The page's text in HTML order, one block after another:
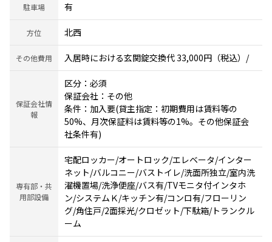
駐車場 有
方位 北西
その他費用 入居時における玄関錠交換代 33,000円（税込）/
保証会社情
報
区分：必須
保証会社：その他
条件：加入要(貸主指定：初期費用は賃料等の
50%、月次保証料は賃料等の1%。その他保証会
社条件有)
専有部・共
用部設備
宅配ロッカー/オートロック/エレベータ/インター
ネット/バルコニー/バストイレ/洗面所独立/室内洗
濯機置場/洗浄便座/バス有/TVモニタ付インタホ
ン/システムＫ/キッチン有/コンロ有/フローリン
グ/角住戸/2面採光/クロゼット/下駄箱/トランクル
ーム